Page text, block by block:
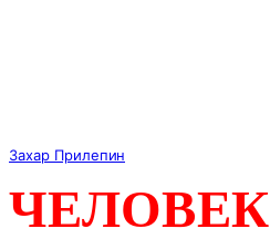
Захар Прилепин